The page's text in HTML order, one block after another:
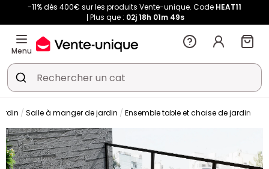
-11% dès 400€ sur les produits Vente-unique. Code HEAT11
Plus que : 02j18h 01m 49s
Menu
Salle à manger de jardin Ensemble table et chaise de jardin